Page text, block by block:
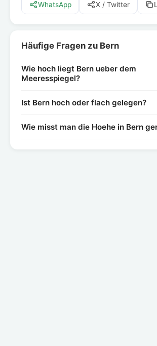
WhatsApp X / Twitter
Häufige Fragen zu Bern
Wie hoch liegt Bern ueber dem
Meeresspiegel?
Ist Bern hoch oder flach gelegen?
Wie misst man die Hoehe in Bern